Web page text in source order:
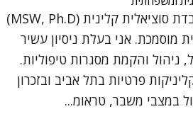
שמי ד"ר תלמה כהן, עובדת סוציאלית קלינית (MSW, Ph.D)
מוסמכת. אני בעלת ניסיון עשיר
בטיפול, ניהול והקמת מסגרות טיפוליות.
פרטיות בתל אביב ובזכרון
במצבי משבר, טראומ...